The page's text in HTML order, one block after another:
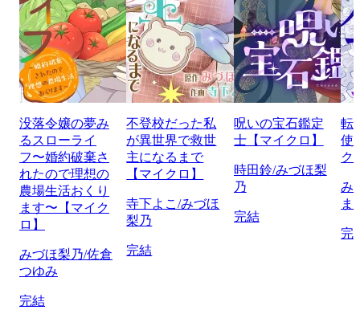
没落令嬢の夢み
るスローライ
フ〜婚約破棄さ
れたので理想の
農場生活おくり
ます〜【マイク
ロ】
みづほ梨乃/佐倉
つゆみ
完結
不登校だった私
が異世界で救世
主になるまで
【マイクロ】
寺下よこ/みづほ
梨乃
完結
呪いの宝石鑑定
士【マイクロ】
時田鈴/みづほ梨
乃
完結
転
使
ク
み
ま
完